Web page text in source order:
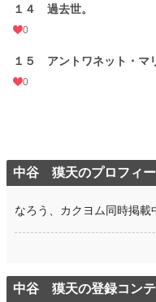
１４ 過去世。
0
１５ アントワネット・マ
0
中谷 獏天のプロフィ
なろう、カクヨム同時掲載
中谷 獏天の登録コン